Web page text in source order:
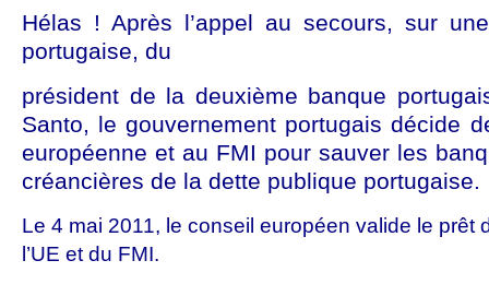
Hélas ! Après l’appel au secours, sur
portugaise, du
président de la deuxième banque
Santo, le gouvernement portugais décide
européenne et au FMI pour sauver les
créancières de la dette publique portugaise.
Le 4 mai 2011, le conseil européen valide le prêt
l’UE et du FMI.